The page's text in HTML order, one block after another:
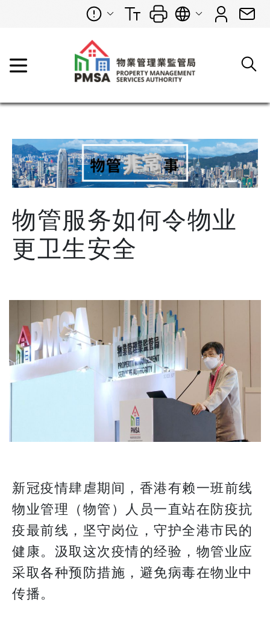
物管服务如何令物业
更卫生安全
新冠疫情肆虐期间，香港有赖一班前线
物业管理（物管）人员一直站在防疫抗
疫最前线，坚守岗位，守护全港市民的
健康。汲取这次疫情的经验，物管业应
采取各种预防措施，避免病毒在物业中
传播。